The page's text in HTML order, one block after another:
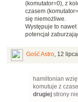
(komutator=0), z
czasem
się niemożliwe.
Występuje to
potencjał
Gość Astro, 12
hamiltonian
komutuje z
drugiej strony